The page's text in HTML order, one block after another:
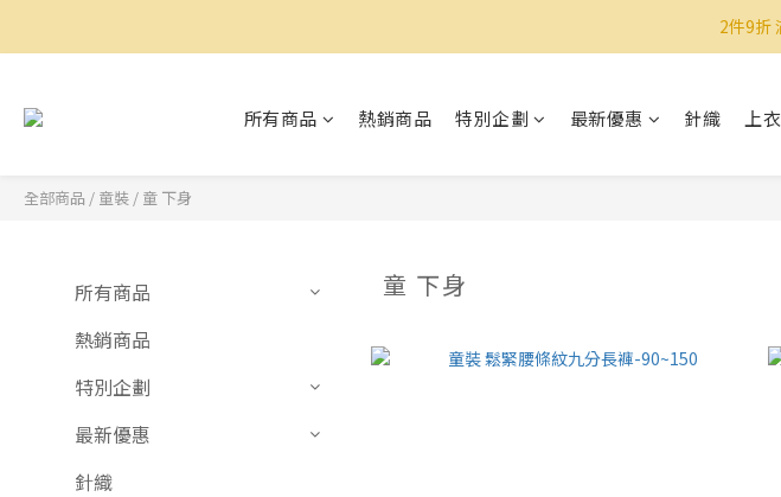
2件9折
所有商品 熱銷商品 特別企劃 最新優惠 針織 上衣
全部商品 / 童裝 / 童 下身
所有商品
熱銷商品
特別企劃
最新優惠
針織
童 下身